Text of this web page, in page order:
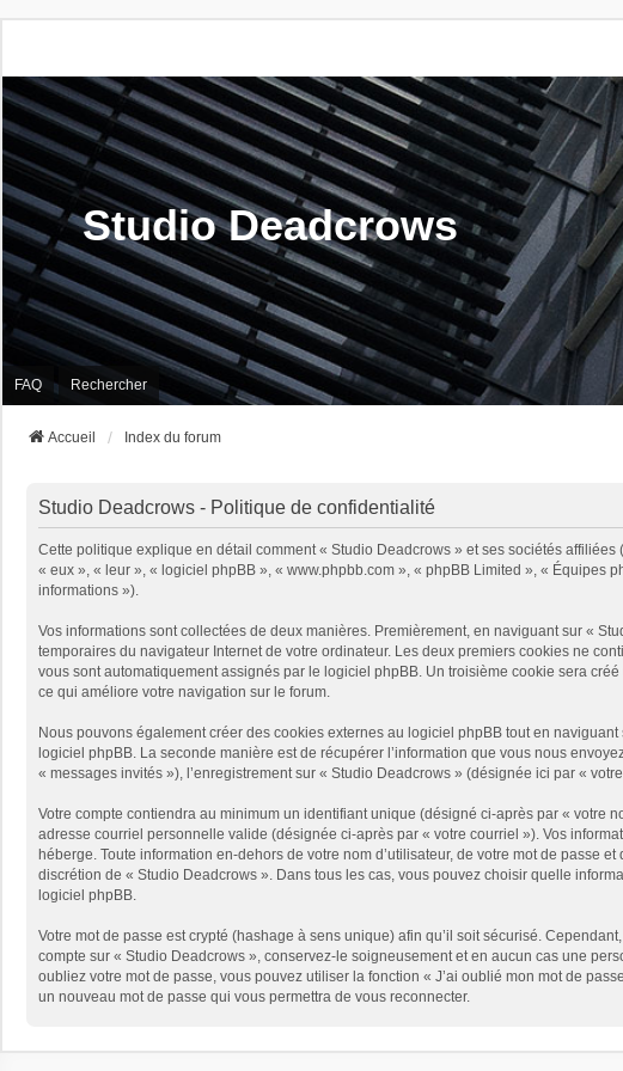
Studio Deadcrows
FAQ Rechercher
Accueil Index du forum
Studio Deadcrows - Politique de confidentialité
Cette politique explique en détail comment « Studio Deadcrows » et ses sociétés
« eux », « leur », « logiciel phpBB », « www.phpbb.com », « phpBB Limited », « Équipes
informations »).
Vos informations sont collectées de deux manières. Premièrement, en naviguant sur «
temporaires du navigateur Internet de votre ordinateur. Les deux premiers cookies ne
vous sont automatiquement assignés par le logiciel phpBB. Un troisième cookie sera
ce qui améliore votre navigation sur le forum.
Nous pouvons également créer des cookies externes au logiciel phpBB tout en
logiciel phpBB. La seconde manière est de récupérer l’information que vous nous
« messages invités »), l’enregistrement sur « Studio Deadcrows » (désignée ici par «
Votre compte contiendra au minimum un identifiant unique (désigné ci-après par « votre
adresse courriel personnelle valide (désignée ci-après par « votre courriel »). Vos
héberge. Toute information en-dehors de votre nom d’utilisateur, de votre mot de passe
discrétion de « Studio Deadcrows ». Dans tous les cas, vous pouvez choisir quelle
logiciel phpBB.
Votre mot de passe est crypté (hashage à sens unique) afin qu’il soit sécurisé.
compte sur « Studio Deadcrows », conservez-le soigneusement et en aucun cas une
oubliez votre mot de passe, vous pouvez utiliser la fonction « J’ai oublié mon mot de
un nouveau mot de passe qui vous permettra de vous reconnecter.